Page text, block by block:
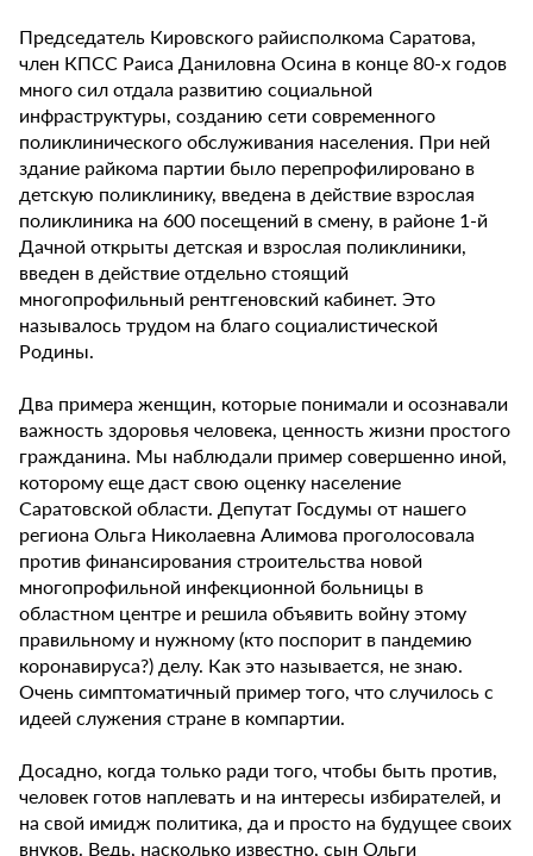
Председатель Кировского райисполкома Саратова,
член КПСС Раиса Даниловна Осина в конце 80-х годов
много сил отдала развитию социальной
инфраструктуры, созданию сети современного
поликлинического обслуживания населения. При ней
здание райкома партии было перепрофилировано в
детскую поликлинику, введена в действие взрослая
поликлиника на 600 посещений в смену, в районе 1-й
Дачной открыты детская и взрослая поликлиники,
введен в действие отдельно стоящий
многопрофильный рентгеновский кабинет. Это
называлось трудом на благо социалистической
Родины.
Два примера женщин, которые понимали и осознавали
важность здоровья человека, ценность жизни простого
гражданина. Мы наблюдали пример совершенно иной,
которому еще даст свою оценку население
Саратовской области. Депутат Госдумы от нашего
региона Ольга Николаевна Алимова проголосовала
против финансирования строительства новой
многопрофильной инфекционной больницы в
областном центре и решила объявить войну этому
правильному и нужному (кто поспорит в пандемию
коронавируса?) делу. Как это называется, не знаю.
Очень симптоматичный пример того, что случилось с
идеей служения стране в компартии.
Досадно, когда только ради того, чтобы быть против,
человек готов наплевать и на интересы избирателей, и
на свой имидж политика, да и просто на будущее своих
внуков. Ведь, насколько известно, сын Ольги